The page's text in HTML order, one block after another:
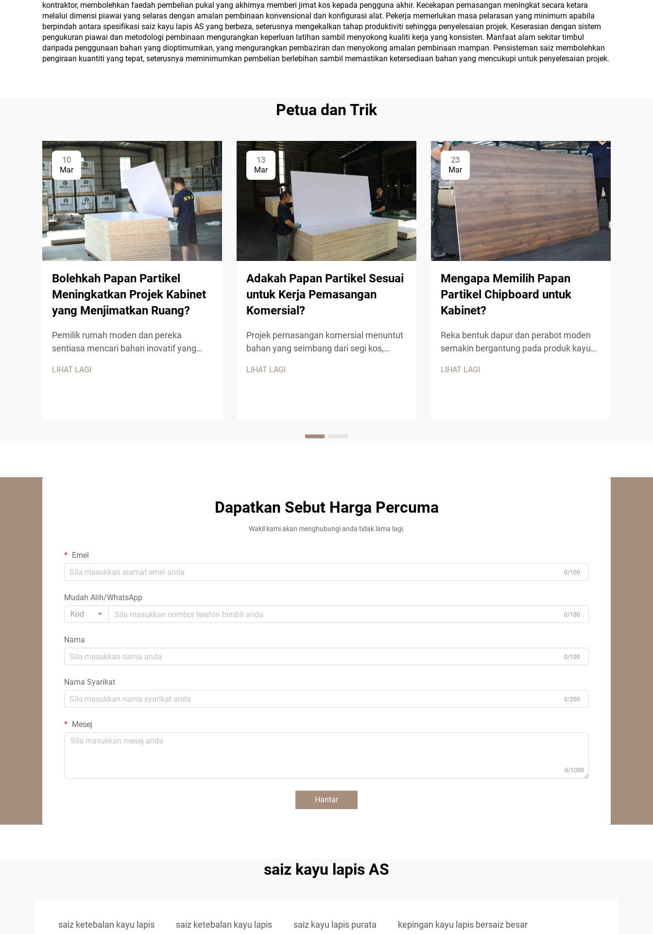
kontraktor, membolehkan faedah pembelian pukal yang akhirnya memberi jimat kos kepada pengguna akhir. Kecekapan pemasangan meningkat secara ketara
melalui dimensi piawai yang selaras dengan amalan pembinaan konvensional dan konfigurasi alat. Pekerja memerlukan masa pelarasan yang minimum apabila
berpindah antara spesifikasi saiz kayu lapis AS yang berbeza, seterusnya mengekalkan tahap produktiviti sehingga penyelesaian projek. Keserasian dengan sistem
pengukuran piawai dan metodologi pembinaan mengurangkan keperluan latihan sambil menyokong kualiti kerja yang konsisten. Manfaat alam sekitar timbul
daripada penggunaan bahan yang dioptimumkan, yang mengurangkan pembaziran dan menyokong amalan pembinaan mampan. Pensisteman saiz membolehkan
pengiraan kuantiti yang tepat, seterusnya meminimumkan pembelian berlebihan sambil memastikan ketersediaan bahan yang mencukupi untuk penyelesaian projek.
Petua dan Trik
10
Mar
Bolehkah Papan Partikel
Meningkatkan Projek Kabinet
yang Menjimatkan Ruang?
Pemilik rumah moden dan pereka
sentiasa mencari bahan inovatif yang
kepelbagaian dan fungsi untuk projek
LIHAT LAGI
13
Mar
Adakah Papan Partikel Sesuai
untuk Kerja Pemasangan
Komersial?
Projek pemasangan komersial menuntut
bahan yang seimbang dari segi kos,
Papan partikel telah muncul sebagai
LIHAT LAGI
23
Mar
Mengapa Memilih Papan
Partikel Chipboard untuk
Kabinet?
Reka bentuk dapur dan perabot moden
semakin bergantung pada produk kayu
luar biasa, ketahanan, dan keberkesanan
LIHAT LAGI
Dapatkan Sebut Harga Percuma
Wakil kami akan menghubungi anda tidak lama lagi.
Emel
0/100
Mudah Alih/WhatsApp
Kod
0/100
Nama
0/100
Nama Syarikat
0/200
Mesej
0/1000
Hantar
saiz kayu lapis AS
saiz ketebalan kayu lapis saiz ketebalan kayu lapis saiz kayu lapis purata kepingan kayu lapis bersaiz besar